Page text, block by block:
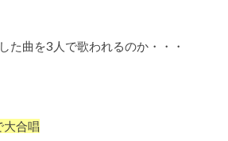
た曲を3人で歌われるのか・・・
合唱